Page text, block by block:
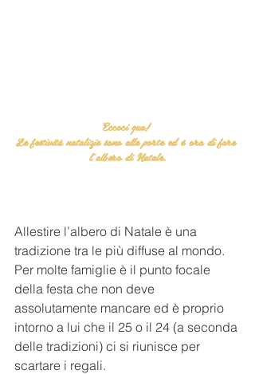
Eccoci qua!
Le festività natalizie sono alle porte ed è ora di fare
l'albero di Natale.
Allestire l’albero di Natale è una
tradizione tra le più diffuse al mondo.
Per molte famiglie è il punto focale
della festa che non deve
assolutamente mancare ed è proprio
intorno a lui che il 25 o il 24 (a seconda
delle tradizioni) ci si riunisce per
scartare i regali.